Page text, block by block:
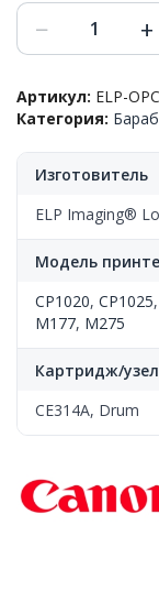
Количество
товара
Фотобарабан
CLJ
1025,
Long
− +
Артикул: ELP-
Категория:
Изготовитель
ELP Imaging®
Модель
CP1020, CP1025,
M177, M275
Картридж/узел
CE314A, Drum